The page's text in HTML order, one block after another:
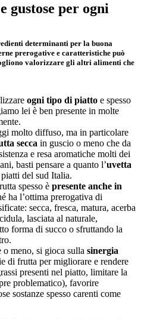
gustose per ogni
determinanti per la buona
prerogative e caratteristiche può
valorizzare gli altri alimenti che
ogni tipo di piatto e spesso
lei è ben presente in molte
molto diffuso, ma in particolare
secca in guscio o meno che da
e resa aromatiche molti dei
basti pensare a quanto l’uvetta
del sud Italia.
spesso è presente anche in
ha l’ottima prerogativa di
secca, fresca, matura, acerba
lasciata al naturale,
forma di succo o sfruttando la
o meno, si gioca sulla sinergia
di frutta per migliorare e rendere
presenti nel piatto, limitare la
problematico), favorire
sostanze spesso carenti come